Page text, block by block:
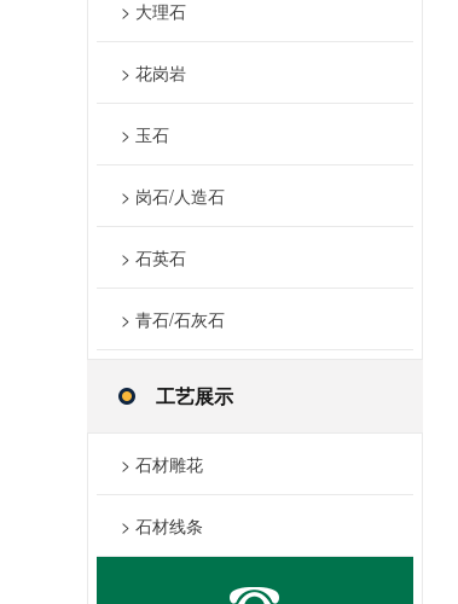
> 大理石
> 花岗岩
> 玉石
> 岗石/人造石
> 石英石
> 青石/石灰石
工艺展示
> 石材雕花
> 石材线条